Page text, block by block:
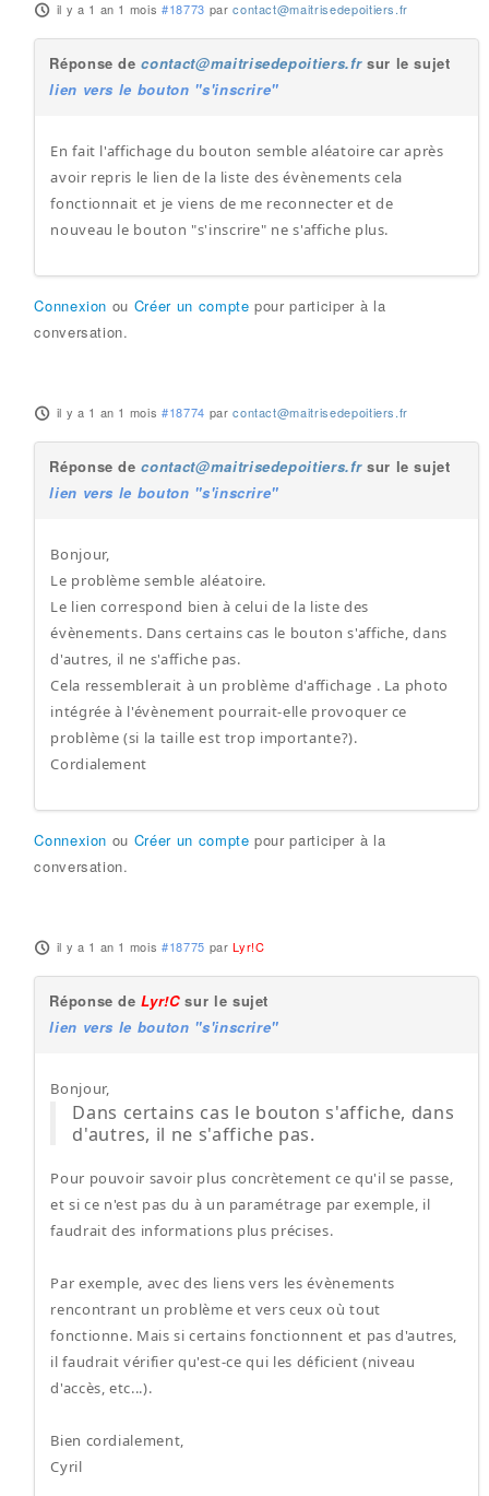
il y a 1 an 1 mois #18773 parcontact@maitrisedepoitiers.fr
Réponse decontact@maitrisedepoitiers.frsur le sujet
lien vers le bouton "s'inscrire"
En fait l'affichage du bouton semble aléatoire car après
avoir repris le lien de la liste des évènements cela
fonctionnait et je viens de me reconnecter et de
nouveau le bouton "s'inscrire" ne s'affiche plus.
Connexion ou Créer un compte pour participer à la
conversation.
il y a 1 an 1 mois #18774 parcontact@maitrisedepoitiers.fr
Réponse decontact@maitrisedepoitiers.frsur le sujet
lien vers le bouton "s'inscrire"
Bonjour,
Le problème semble aléatoire.
Le lien correspond bien à celui de la liste des
évènements. Dans certains cas le bouton s'affiche, dans
d'autres, il ne s'affiche pas.
Cela ressemblerait à un problème d'affichage . La photo
intégrée à l'évènement pourrait-elle provoquer ce
problème (si la taille est trop importante?).
Cordialement
Connexion ou Créer un compte pour participer à la
conversation.
il y a 1 an 1 mois #18775 parLyr!C
Réponse deLyr!Csur le sujet
lien vers le bouton "s'inscrire"
Bonjour,
Dans certains cas le bouton s'affiche, dans
d'autres, il ne s'affiche pas.
Pour pouvoir savoir plus concrètement ce qu'il se passe,
et si ce n'est pas du à un paramétrage par exemple, il
faudrait des informations plus précises.
Par exemple, avec des liens vers les évènements
rencontrant un problème et vers ceux où tout
fonctionne. Mais si certains fonctionnent et pas d'autres,
il faudrait vérifier qu'est-ce qui les déficient (niveau
d'accès, etc...).
Bien cordialement,
Cyril